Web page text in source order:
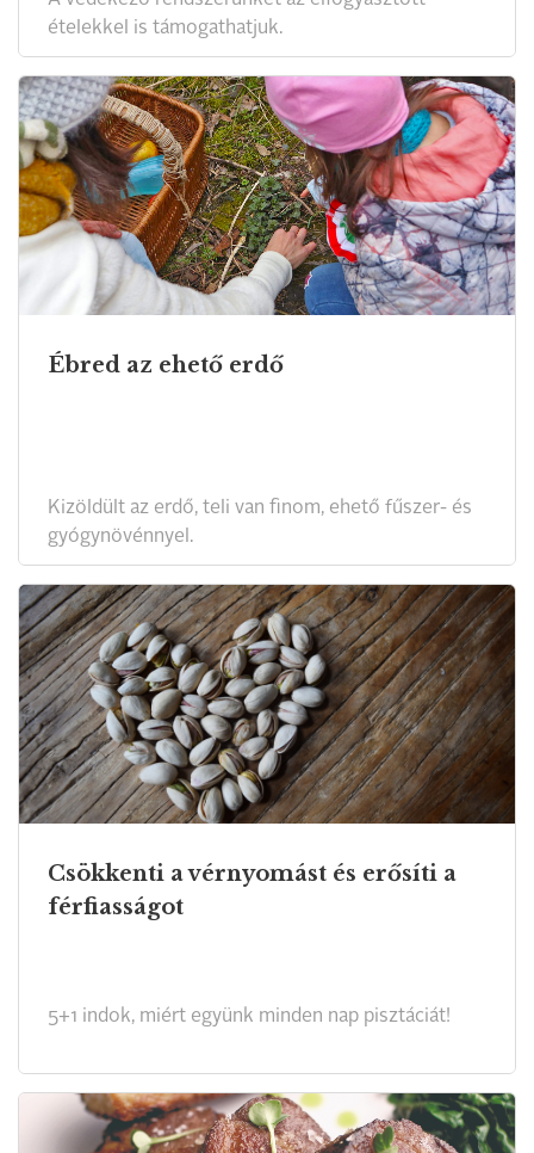
ételekkel is támogathatjuk.
Ébred az ehető erdő
Kizöldült az erdő, teli van finom, ehető fűszer- és
gyógynövénnyel.
Csökkenti a vérnyomást és erősíti a
férfiasságot
5+1 indok, miért együnk minden nap pisztáciát!